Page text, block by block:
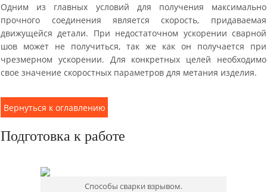
Одним из главных условий для получения максимально
прочного соединения является скорость, придаваемая
движущейся детали. При недостаточном ускорении сварной
шов может не получиться, так же как он получается при
чрезмерном ускорении. Для конкретных целей необходимо
свое значение скоростных параметров для метания изделия.
Вернуться к оглавлению
Подготовка к работе
Способы сварки взрывом.